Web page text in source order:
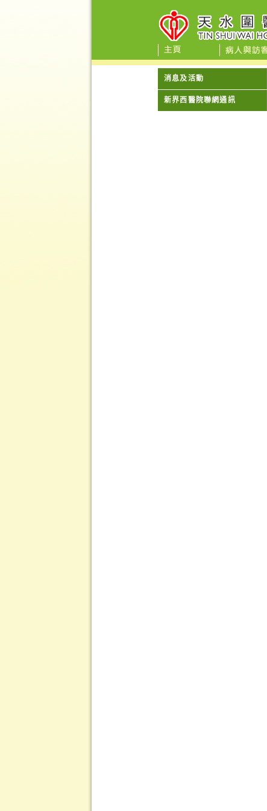
消息及活動
新界西醫院聯網通訊